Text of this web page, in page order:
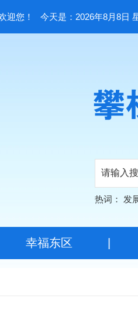
迎您！ 今天是：2026年8月8日
热词： 发
幸福东区